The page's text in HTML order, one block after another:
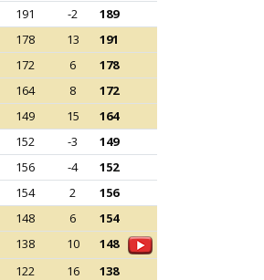
191 -2 189
178 13 191
172 6 178
164 8 172
149 15 164
152 -3 149
156 -4 152
154 2 156
148 6 154
138 10 148
122 16 138